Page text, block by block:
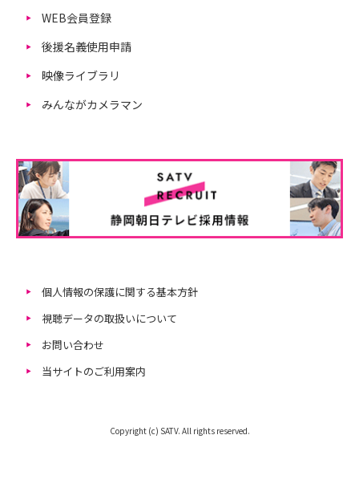
WEB会員登録
後援名義使用申請
映像ライブラリ
みんながカメラマン
個人情報の保護に関する基本方針
視聴データの取扱いについて
お問い合わせ
当サイトのご利用案内
Copyright (c) SATV. All rights reserved.